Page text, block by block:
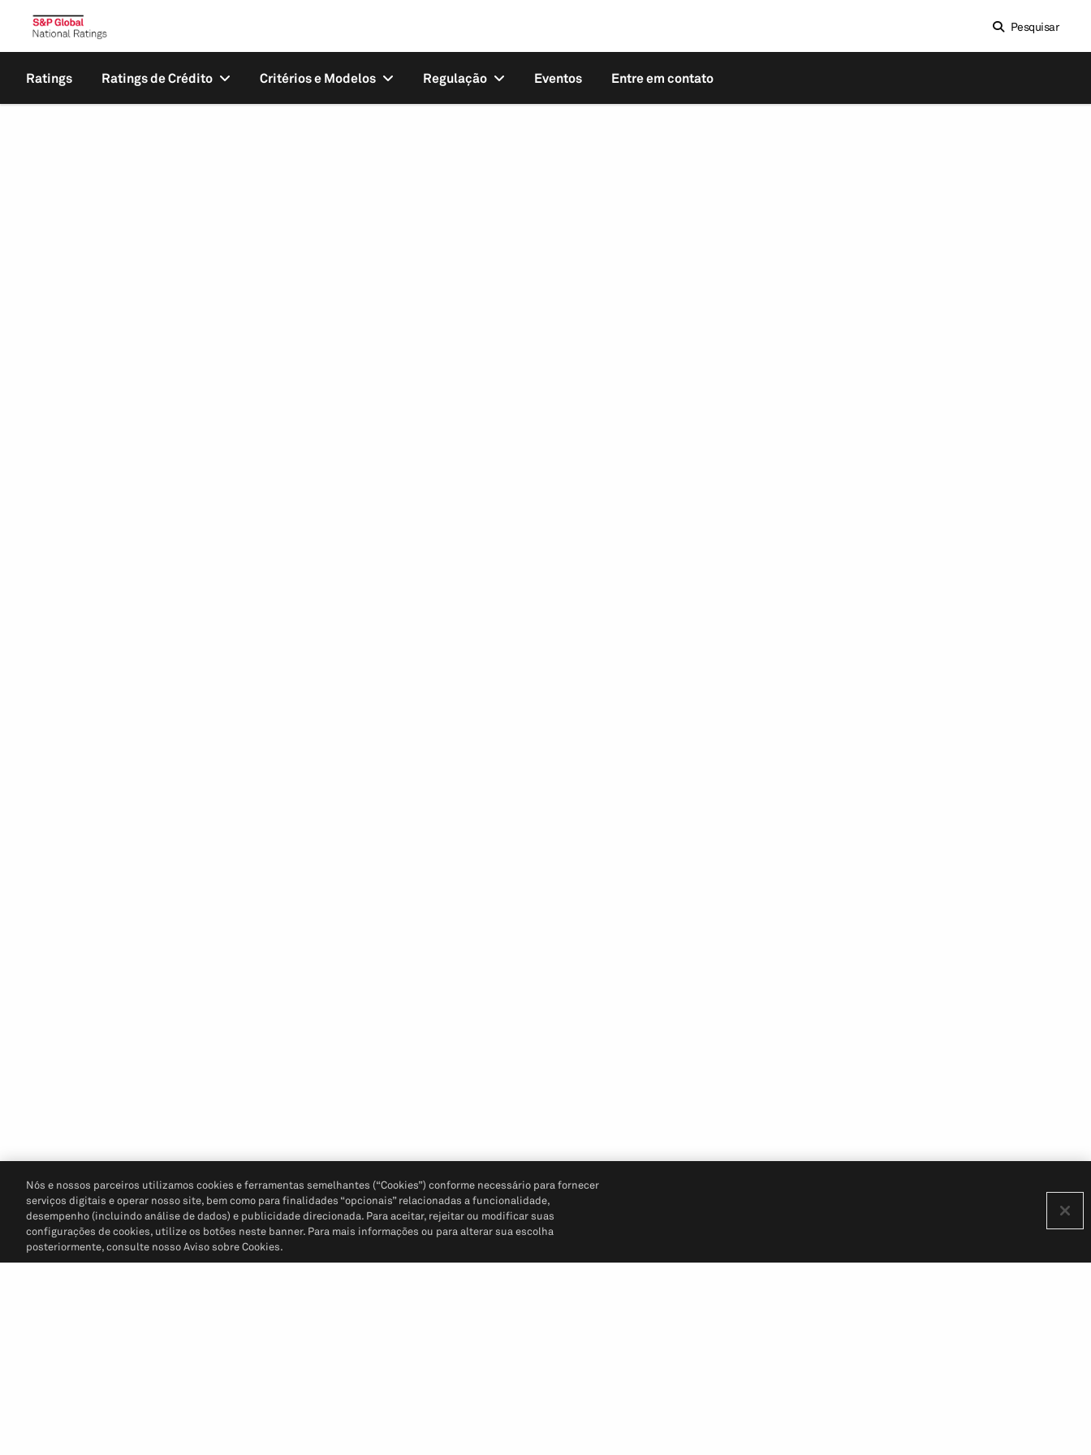
Pesquisar
Ratings Ratings de Crédito Critérios e Modelos Regulação Eventos Entre em contato
Nós e nossos parceiros utilizamos cookies e ferramentas semelhantes (“Cookies”) conforme necessário para fornecer
serviços digitais e operar nosso site, bem como para finalidades “opcionais” relacionadas a funcionalidade,
desempenho (incluindo análise de dados) e publicidade direcionada. Para aceitar, rejeitar ou modificar suas
configurações de cookies, utilize os botões neste banner. Para mais informações ou para alterar sua escolha
posteriormente, consulte nosso Aviso sobre Cookies.